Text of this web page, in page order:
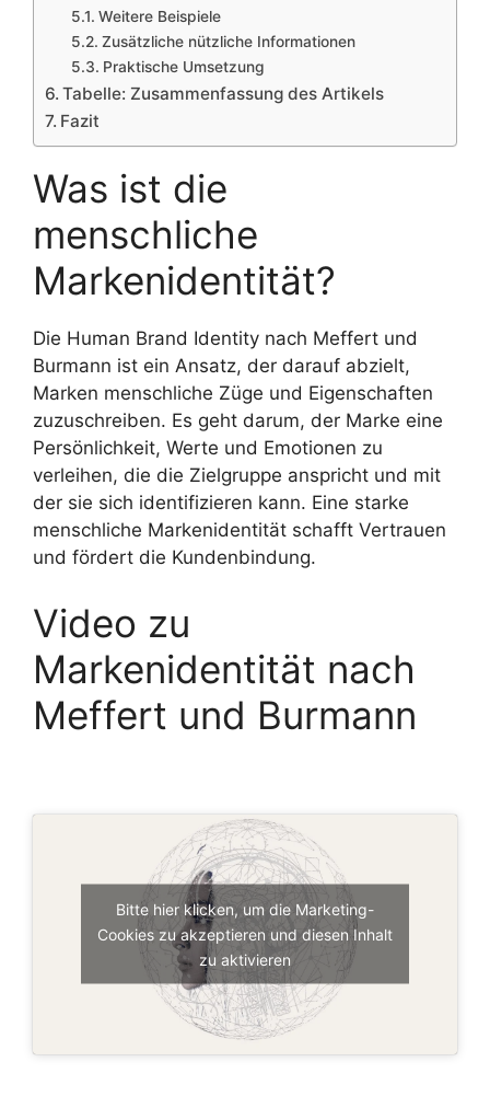
Weitere Beispiele
Zusätzliche nützliche Informationen
Praktische Umsetzung
Tabelle: Zusammenfassung des Artikels
Fazit
Was ist die
menschliche
Markenidentität?
Die Human Brand Identity nach Meffert und
Burmann ist ein Ansatz, der darauf abzielt,
Marken menschliche Züge und Eigenschaften
zuzuschreiben. Es geht darum, der Marke eine
Persönlichkeit, Werte und Emotionen zu
verleihen, die die Zielgruppe anspricht und mit
der sie sich identifizieren kann. Eine starke
menschliche Markenidentität schafft Vertrauen
und fördert die Kundenbindung.
Video zu
Markenidentität nach
Meffert und Burmann
Bitte hier klicken, um die Marketing-
Cookies zu akzeptieren und diesen Inhalt
zu aktivieren